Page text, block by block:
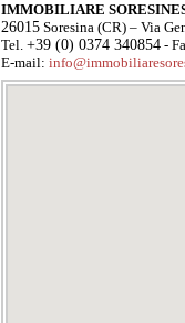
IMMOBILIARE
26015 Soresina (CR) – Via
Tel. +39 (0) 0374 340854 -
E-mail: